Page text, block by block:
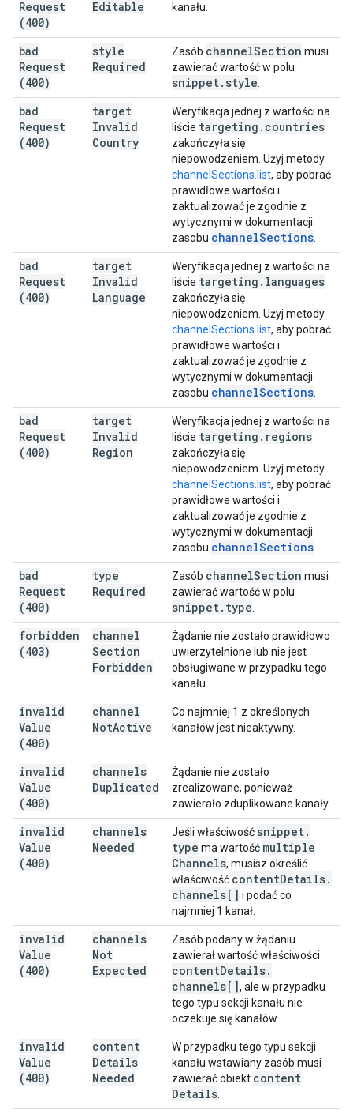
Request
(400)
Editable kanału.
bad
Request
(400)
style
Required
Zasób channelSection musi
zawierać wartość w polu
snippet. style
bad
Request
(400)
target
Invalid
Country
Weryfikacja jednej z wartości na
liście targeting . countries
zakończyła się
niepowodzeniem. Użyj metody
channelSections.list, aby pobrać
prawidłowe wartości i
zaktualizować je zgodnie z
wytycznymi w dokumentacji
zasobu channelSections
bad
Request
(400)
target
Invalid
Language
Weryfikacja jednej z wartości na
liście targeting . languages
zakończyła się
niepowodzeniem. Użyj metody
channelSections.list, aby pobrać
prawidłowe wartości i
zaktualizować je zgodnie z
wytycznymi w dokumentacji
zasobu channelSections
bad
Request
(400)
target
Invalid
Region
Weryfikacja jednej z wartości na
liście targeting . regions
zakończyła się
niepowodzeniem. Użyj metody
channelSections.list, aby pobrać
prawidłowe wartości i
zaktualizować je zgodnie z
wytycznymi w dokumentacji
zasobu channelSections
bad
Request
(400)
type
Required
Zasób channelSection musi
zawierać wartość w polu
snippet. type
forbidden
(403)
channel
Section
Forbidden
Żądanie nie zostało prawidłowo
uwierzytelnione lub nie jest
obsługiwane w przypadku tego
kanału.
invalid
Value
(400)
channel
NotActive
Co najmniej 1 z określonych
kanałów jest nieaktywny.
invalid
Value
(400)
channels
Duplicated
Żądanie nie zostało
zrealizowane, ponieważ
zawierało zduplikowane kanały.
invalid
Value
(400)
channels
Needed
Jeśli właściwość snippet.
type ma wartość multiple
Channels, musisz określić
właściwość contentDetails.
channels[] i podać co
najmniej 1 kanał.
invalid
Value
(400)
channels
Not
Expected
Zasób podany w żądaniu
zawierał wartość właściwości
contentDetails.
channels[], ale w przypadku
tego typu sekcji kanału nie
oczekuje się kanałów.
invalid
Value
(400)
content
Details
Needed
W przypadku tego typu sekcji
kanału wstawiany zasób musi
zawierać obiekt content
Details